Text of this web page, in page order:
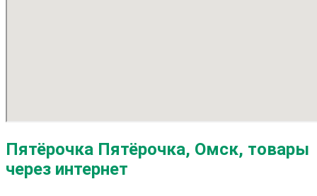
Пятёрочка Пятёрочка, Омск, товары
через интернет